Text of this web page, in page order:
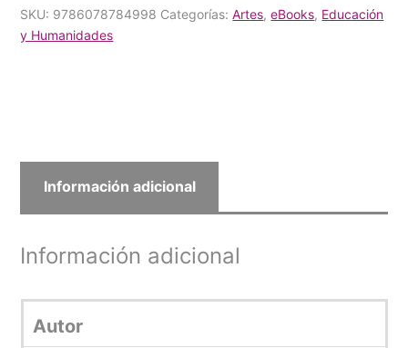
SKU: 9786078784998 Categorías:Artes,eBooks, Educación
y Humanidades
Información adicional
Información adicional
Autor